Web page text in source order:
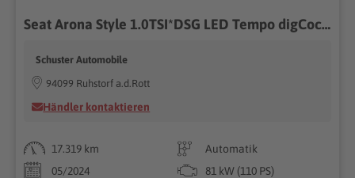
Seat Arona Style 1.0TSI*DSG LED Tempo digCockp Blueto
Schuster Automobile
94099 Ruhstorf a.d.Rott
Händler kontaktieren
17.319 km
Automatik
05/2024
81 kW (110 PS)